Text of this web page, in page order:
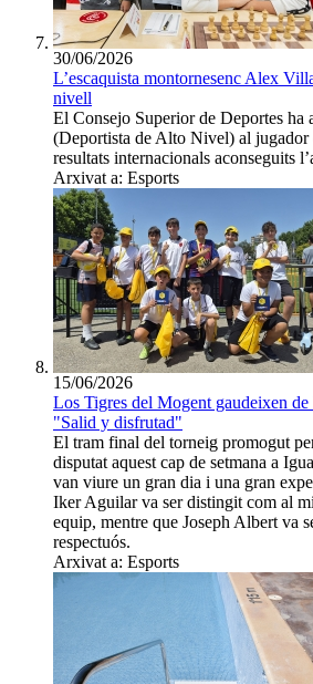
30/06/2026
L’escaquista montornesenc Alex
nivell
El Consejo Superior de Deportes ha
(Deportista de Alto Nivel) al jugador
resultats internacionals aconseguits
Arxivat a: Esports
15/06/2026
Los Tigres del Mogent gaudeixen
"Salid y disfrutad"
El tram final del torneig promogut
disputat aquest cap de setmana a
van viure un gran dia i una gran
Iker Aguilar va ser distingit com al
equip, mentre que Joseph Albert va
respectuós.
Arxivat a: Esports